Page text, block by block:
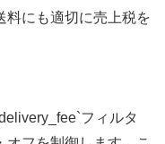
料にも適切に売上税を
フィルタ